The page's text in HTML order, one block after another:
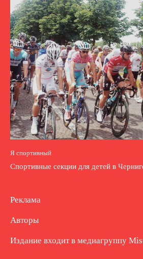
Я спортивный
Спортивные секции для детей в
Реклама
Авторы
Издание входит в медиагруппу